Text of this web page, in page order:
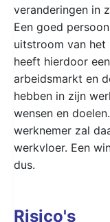
veranderingen in
Een goed
uitstroom van het
heeft hierdoor
arbeidsmarkt en
hebben in zijn
wensen en
werknemer zal
werkvloer. Een
dus.
Risico's